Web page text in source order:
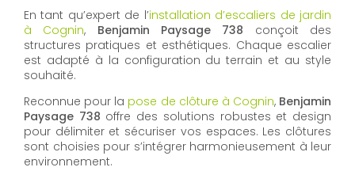
En tant qu’expert de l’installation d’escaliers de jardin
à Cognin, Benjamin Paysage 738 conçoit des
structures pratiques et esthétiques. Chaque escalier
est adapté à la configuration du terrain et au style
souhaité.
Reconnue pour la pose de clôture à Cognin, Benjamin
Paysage 738 offre des solutions robustes et design
pour délimiter et sécuriser vos espaces. Les clôtures
sont choisies pour s’intégrer harmonieusement à leur
environnement.